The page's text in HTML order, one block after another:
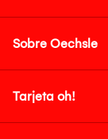
Sobre Oechsle
Tarjeta oh!